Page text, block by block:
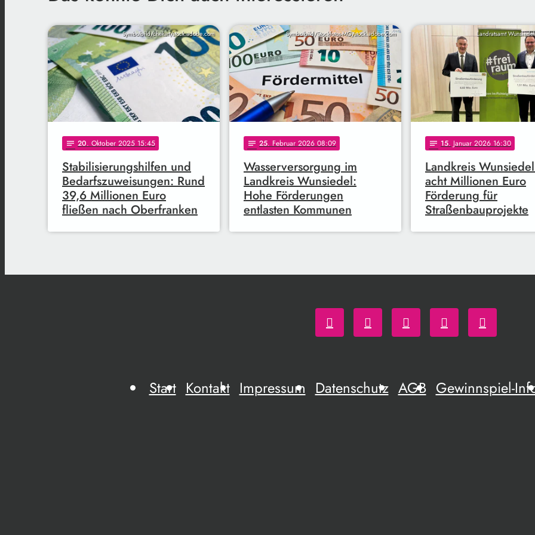
Symbolbild/chekart/stock.adobe.com
notes 20. Oktober 2025 15:45
Stabilisierungshilfen und
Bedarfszuweisungen: Rund
39,6 Millionen Euro
fließen nach Oberfranken
Symbolbild/Stockfotos-MG/stock.adobe.com
notes 25. Februar 2026 08:09
Wasserversorgung im
Landkreis Wunsiedel:
Hohe Förderungen
entlasten Kommunen
Landratsamt
notes 15. Januar 2026 16:30
Landkreis
acht Millionen Euro
Förderung für
Straßenbauprojekte
Start Kontakt Impressum Datenschutz AGB Gewinnspiel-